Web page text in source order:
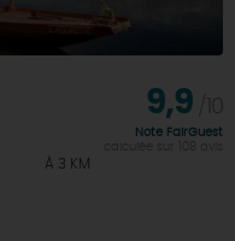
À 3 KM
9,9
Note FairGuest